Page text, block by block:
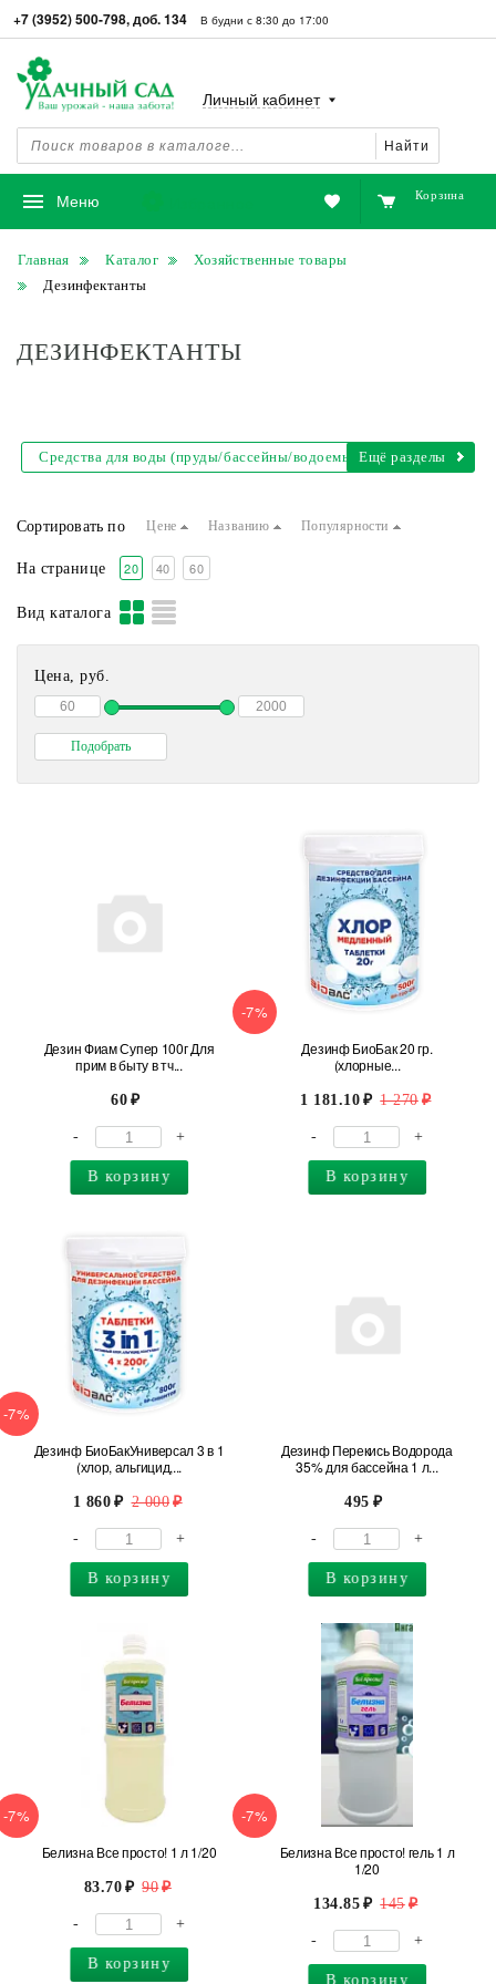
+7 (3952) 500-798, доб. 134 В будни с 8:30 до 17:00
Найти
Личный кабинет
Меню Корзина
Главная Каталог
Хозяйственные товары
Дезинфектанты
ДЕЗИНФЕКТАНТЫ
Средства для воды (пруды/бассейны/водоемы) Ещё разделы
Сортировать по Цене Названию Популярности
На странице 20 40 60
Вид каталога
Цена, руб.
Дезин Фиам Супер 100г Для
прим в быту в тч...
60
- +
В корзину
-7%
Дезинф БиоБак 20 гр.
(хлорные...
1 181.10 1 270
- +
В корзину
-7%
Дезинф БиоБакУниверсал 3 в 1
(хлор, альгицид,...
1 860 2 000
- +
В корзину
Дезинф Перекись Водорода
35% для бассейна 1 л...
495
- +
В корзину
-7%
Белизна Все просто! 1 л 1/20
83.70 90
- +
В корзину
-7%
Белизна Все просто! гель 1 л
1/20
134.85 145
- +
В корзину